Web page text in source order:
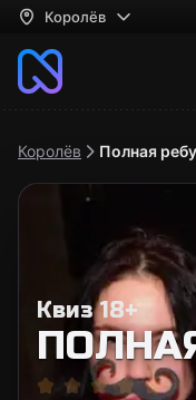
Королёв
Королёв Полная
Квиз 18+